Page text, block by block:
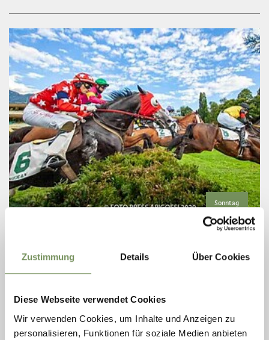
Zustimmung Details Über Cookies
Diese Webseite verwendet Cookies
Wir verwenden Cookies, um Inhalte und Anzeigen zu
personalisieren, Funktionen für soziale Medien anbieten
Sonntag
Aug
+ weitere Termine
Galopprennen in der führenden Hindernisanlage Italiens, einer
und Ställen aus verschiedenen Ländern des Kontinents. Auf dem
weitläufigen ...